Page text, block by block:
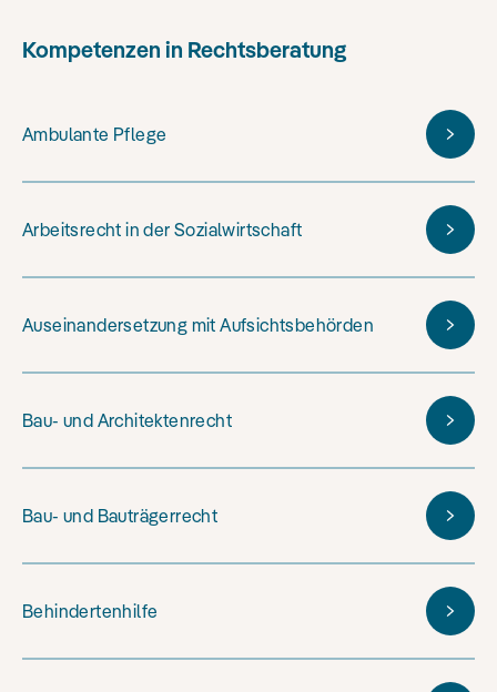
Kompetenzen in Rechtsberatung
Ambulante Pflege
Arbeitsrecht in der Sozialwirtschaft
Auseinandersetzung mit Aufsichtsbehörden
Bau- und Architektenrecht
Bau- und Bauträgerrecht
Behindertenhilfe